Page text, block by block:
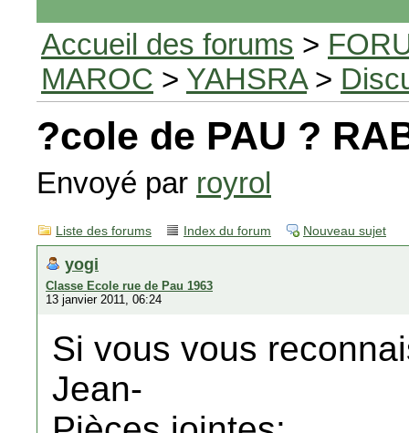
Accueil des forums >
MAROC > YAHSRA>
?cole de PAU ?
Envoyé par royrol
Liste des forums Index du forum Nouveau sujet
yogi
Classe Ecole rue de Pau 1963
13 janvier 2011, 06:24
Si vous vous
Jean-